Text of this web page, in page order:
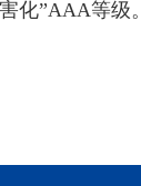
化”AAA等级。